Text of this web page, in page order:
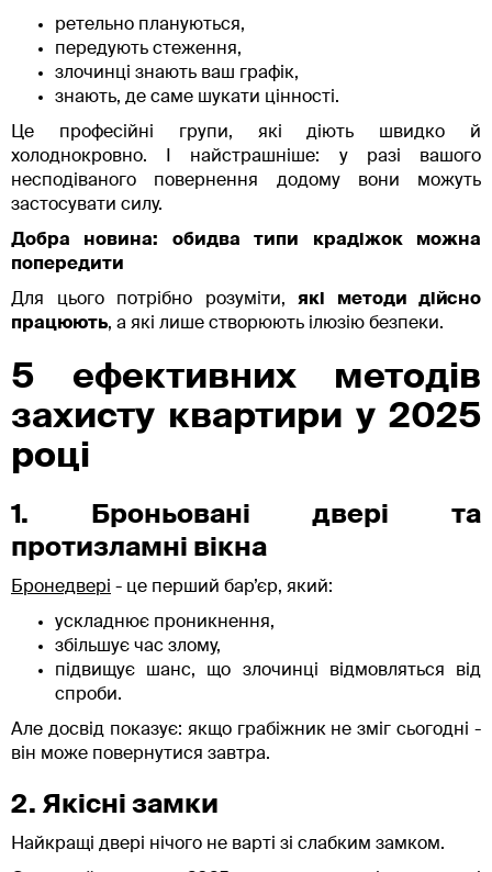
ретельно плануються,
передують стеження,
злочинці знають ваш графік,
знають, де саме шукати цінності.
Це професійні групи, які діють швидко й
холоднокровно. І найстрашніше: у разі вашого
несподіваного повернення додому вони можуть
застосувати силу.
Добра новина: обидва типи крадіжок можна
попередити
Для цього потрібно розуміти, які методи дійсно
працюють, а які лише створюють ілюзію безпеки.
5 ефективних методів
захисту квартири у 2025
році
1. Броньовані двері та
протизламні вікна
Бронедвері - це перший бар’єр, який:
ускладнює проникнення,
збільшує час злому,
підвищує шанс, що злочинці відмовляться від
спроби.
Але досвід показує: якщо грабіжник не зміг сьогодні -
він може повернутися завтра.
2. Якісні замки
Найкращі двері нічого не варті зі слабким замком.